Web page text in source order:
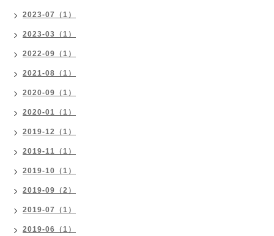
2023-07（1）
2023-03（1）
2022-09（1）
2021-08（1）
2020-09（1）
2020-01（1）
2019-12（1）
2019-11（1）
2019-10（1）
2019-09（2）
2019-07（1）
2019-06（1）